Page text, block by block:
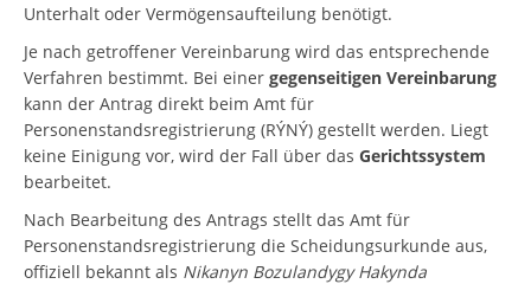
Unterhalt oder Vermögensaufteilung benötigt.
Je nach getroffener Vereinbarung wird das entsprechende
Verfahren bestimmt. Bei einer gegenseitigen Vereinbarung
kann der Antrag direkt beim Amt für
Personenstandsregistrierung (RÝNÝ) gestellt werden. Liegt
keine Einigung vor, wird der Fall über das Gerichtssystem
bearbeitet.
Nach Bearbeitung des Antrags stellt das Amt für
Personenstandsregistrierung die Scheidungsurkunde aus,
offiziell bekannt als Nikanyn Bozulandygy Hakynda